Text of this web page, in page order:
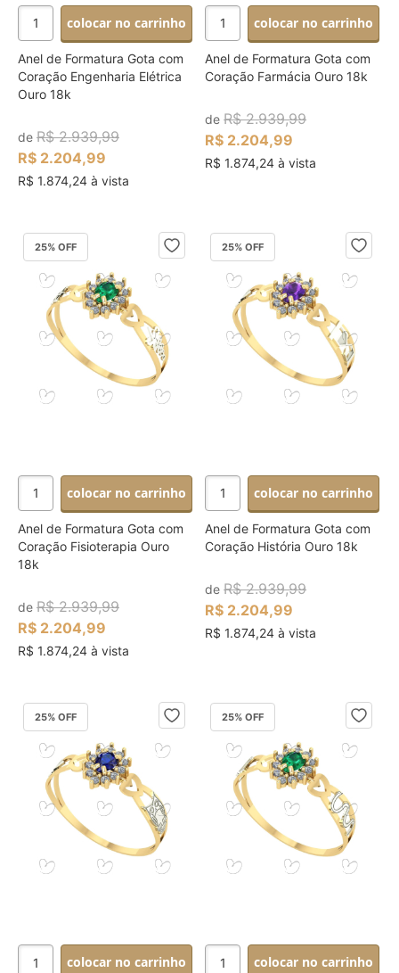
colocar no carrinho
Anel de Formatura Gota com
Coração Engenharia Elétrica
Ouro 18k
de R$ 2.939,99
R$ 2.204,99
R$ 1.874,24 à vista
colocar no carrinho
Anel de Formatura Gota com
Coração Farmácia Ouro 18k
deR$ 2.939,99
R$ 2.204,99
R$ 1.874,24 à vista
25% OFF
colocar no carrinho
Anel de Formatura Gota com
Coração Fisioterapia Ouro
18k
de R$ 2.939,99
R$ 2.204,99
R$ 1.874,24 à vista
25% OFF
colocar no carrinho
Anel de Formatura Gota com
Coração História Ouro 18k
deR$ 2.939,99
R$ 2.204,99
R$ 1.874,24 à vista
25% OFF
colocar no carrinho
25% OFF
colocar no carrinho